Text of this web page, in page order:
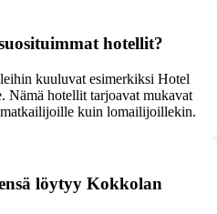
hotellit?
kuuluvat esimerkiksi Hotel
Nämä hotellit tarjoavat mukavat
kuin lomailijoillekin.
löytyy Kokkolan